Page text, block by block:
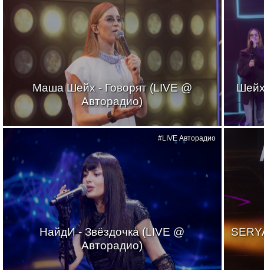
Маша Шейх - Говорят (LIVE @
Авторадио)
НайдИ - Звёздочка (LIVE @
Авторадио)
#LIVE Авторадио